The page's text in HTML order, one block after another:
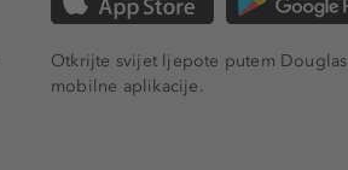
Otkrijte svijet ljepote putem Douglas
mobilne aplikacije.